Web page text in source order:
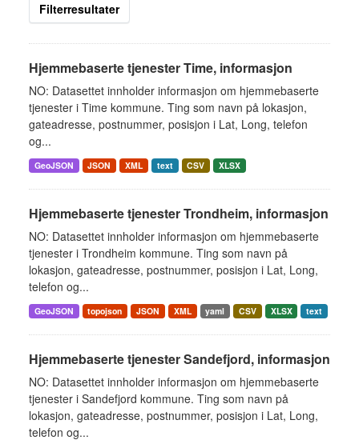
Filterresultater
Hjemmebaserte tjenester Time, informasjon
NO: Datasettet innholder informasjon om hjemmebaserte
tjenester i Time kommune. Ting som navn på lokasjon,
gateadresse, postnummer, posisjon i Lat, Long, telefon
og...
GeoJSON JSON XML text CSV XLSX
Hjemmebaserte tjenester Trondheim, informasjon
NO: Datasettet innholder informasjon om hjemmebaserte
tjenester i Trondheim kommune. Ting som navn på
lokasjon, gateadresse, postnummer, posisjon i Lat, Long,
telefon og...
GeoJSON topojson JSON XML yaml CSV XLSX text
Hjemmebaserte tjenester Sandefjord, informasjon
NO: Datasettet innholder informasjon om hjemmebaserte
tjenester i Sandefjord kommune. Ting som navn på
lokasjon, gateadresse, postnummer, posisjon i Lat, Long,
telefon og...